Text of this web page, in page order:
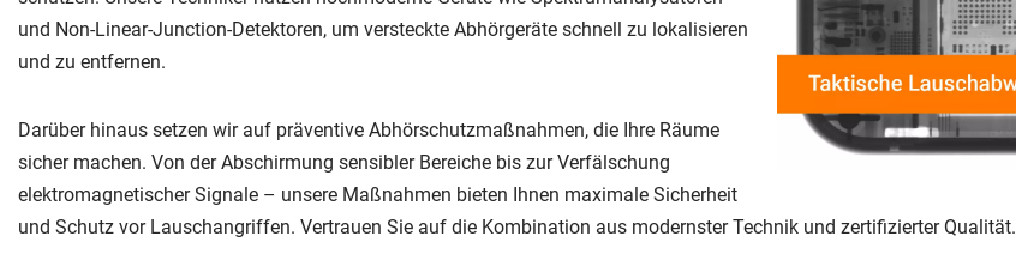
und Non-Linear-Junction-Detektoren, um versteckte Abhörgeräte schnell zu lokalisieren
und zu entfernen.
Darüber hinaus setzen wir auf präventive Abhörschutzmaßnahmen, die Ihre Räume
sicher machen. Von der Abschirmung sensibler Bereiche bis zur Verfälschung
elektromagnetischer Signale – unsere Maßnahmen bieten Ihnen maximale Sicherheit
und Schutz vor Lauschangriffen. Vertrauen Sie auf die Kombination aus modernster Technik und zertifizierter Qualität.